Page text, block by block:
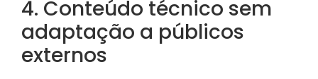
4. Conteúdo técnico sem
adaptação a públicos
externos